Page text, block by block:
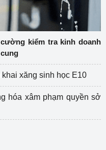
kiểm tra kinh doanh
xăng sinh học E10
hóa xâm phạm quyền sở